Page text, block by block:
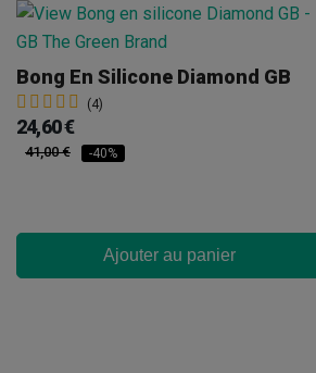
Bong En Silicone Diamond GB
(4)
24,60 €
41,00 € -40%
Ajouter au panier